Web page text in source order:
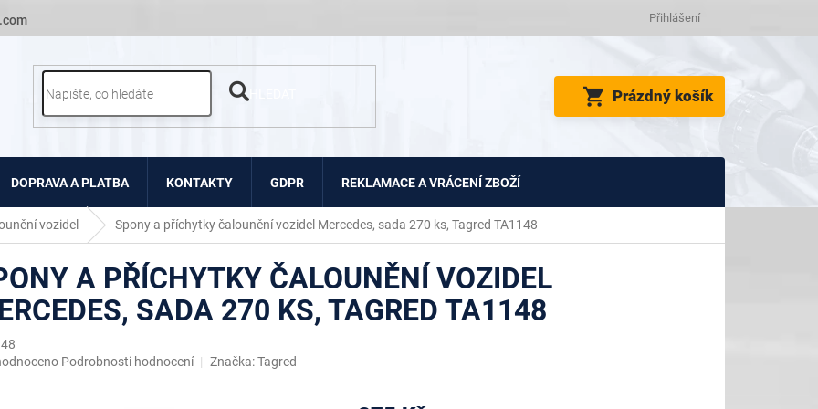
Přihlášení
NÁKUPNÍ
KOŠÍK
Prázdný košík
DOPRAVA A PLATBA KONTAKTY GDPR REKLAMACE A VRÁCENÍ ZBOŽÍ
vozidel Spony a příchytky čalounění vozidel Mercedes, sada 270 ks, Tagred TA1148
A PŘÍCHYTKY ČALOUNĚNÍ VOZIDEL
SADA 270 KS, TAGRED TA1148
Podrobnosti hodnocení Značka:Tagred